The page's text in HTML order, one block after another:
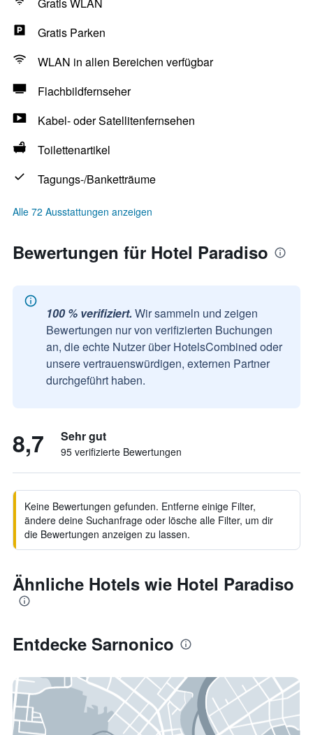
Gratis Parken
WLAN in allen Bereichen verfügbar
Flachbildfernseher
Kabel- oder Satellitenfernsehen
Toilettenartikel
Tagungs-/Banketträume
Alle 72 Ausstattungen anzeigen
Bewertungen für Hotel Paradiso
100 % verifiziert. Wir sammeln und zeigen
Bewertungen nur von verifizierten Buchungen
an, die echte Nutzer über HotelsCombined oder
unsere vertrauenswürdigen, externen Partner
durchgeführt haben.
8,7 Sehr gut
95 verifizierte Bewertungen
Keine Bewertungen gefunden. Entferne einige Filter,
ändere deine Suchanfrage oder lösche alle Filter, um dir
die Bewertungen anzeigen zu lassen.
Ähnliche Hotels wie Hotel Paradiso
Entdecke Sarnonico